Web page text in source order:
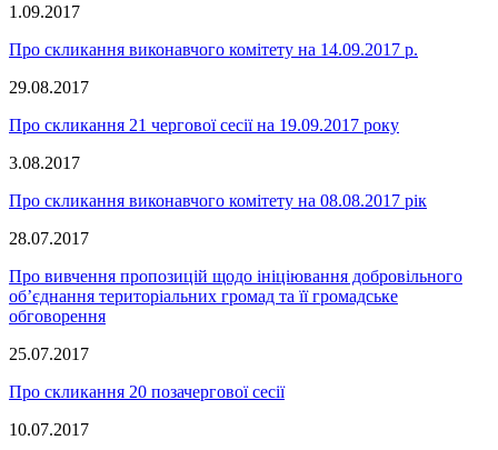
1.09.2017
Про скликання виконавчого комітету на 14.09.2017 р.
29.08.2017
Про скликання 21 чергової сесії на 19.09.2017 року
3.08.2017
Про скликання виконавчого комітету на 08.08.2017 рік
28.07.2017
Про вивчення пропозицій щодо ініціювання добровільного
об’єднання територіальних громад та її громадське
обговорення
25.07.2017
Про скликання 20 позачергової сесії
10.07.2017